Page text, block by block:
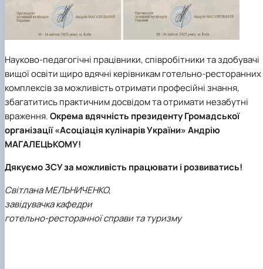
Науково-педагогічні працівники, співробітники та здобувачі
вищої освіти щиро вдячні керівникам готельно-ресторанних
комплексів за можливість отримати професійні знання,
збагатитись практичним досвідом та отримати незабутні
враження.Окрема вдячність президентуГромадської
організації «Асоціація кулінарів України»Андрію
МАГАЛЕЦЬКОМУ!
Дякуємо ЗСУ за можливість працювати і розвиватись!
Світлана МЕЛЬНИЧЕНКО,
завідувачка кафедри
готельно-ресторанної справи та туризму